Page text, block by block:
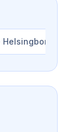
Helsingborg